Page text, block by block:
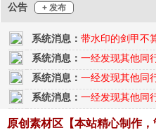
公告 + 发布
系统消息： 带水印的剑甲不
系统消息： 一经发现其他同
系统消息： 一经发现其他同
系统消息： 一经发现其他同
原创素材区【本站精心制作